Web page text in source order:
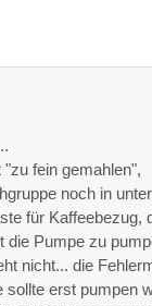
fein gemahlen",
noch in
für
die Pumpe zu
nicht... die
erst pumpen